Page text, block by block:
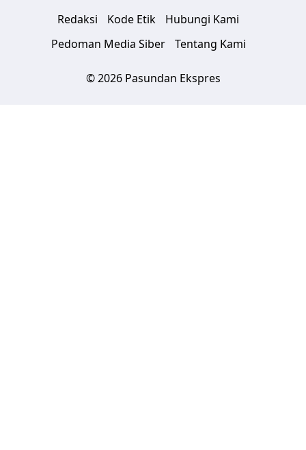
Redaksi Kode Etik
Hubungi Kami
Pedoman Media Siber
Tentang Kami
© 2026 Pasundan Ekspres